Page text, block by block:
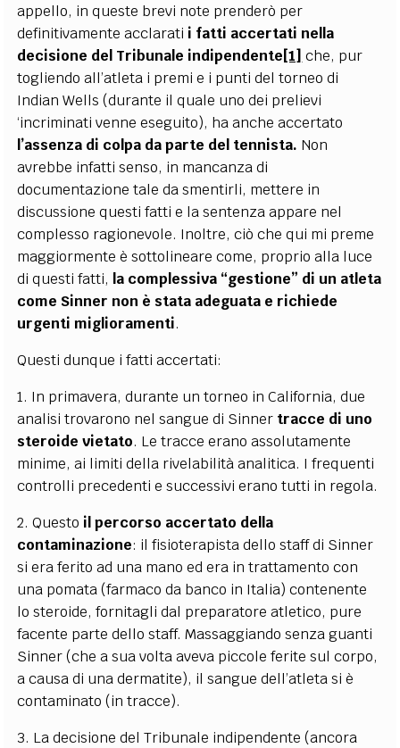
appello, in queste brevi note prenderò per
definitivamente acclarati i fatti accertati nella
decisione del Tribunale indipendente[1] che, pur
togliendo all’atleta i premi e i punti del torneo di
Indian Wells (durante il quale uno dei prelievi
‘incriminati venne eseguito), ha anche accertato
l’assenza di colpa da parte del tennista. Non
avrebbe infatti senso, in mancanza di
documentazione tale da smentirli, mettere in
discussione questi fatti e la sentenza appare nel
complesso ragionevole. Inoltre, ciò che qui mi preme
maggiormente è sottolineare come, proprio alla luce
di questi fatti, la complessiva “gestione” di un atleta
come Sinner non è stata adeguata e richiede
urgenti miglioramenti.
Questi dunque i fatti accertati:
1. In primavera, durante un torneo in California, due
analisi trovarono nel sangue di Sinner tracce di uno
steroide vietato. Le tracce erano assolutamente
minime, ai limiti della rivelabilità analitica. I frequenti
controlli precedenti e successivi erano tutti in regola.
2. Questo il percorso accertato della
contaminazione: il fisioterapista dello staff di Sinner
si era ferito ad una mano ed era in trattamento con
una pomata (farmaco da banco in Italia) contenente
lo steroide, fornitagli dal preparatore atletico, pure
facente parte dello staff. Massaggiando senza guanti
Sinner (che a sua volta aveva piccole ferite sul corpo,
a causa di una dermatite), il sangue dell’atleta si è
contaminato (in tracce).
3. La decisione del Tribunale indipendente (ancora